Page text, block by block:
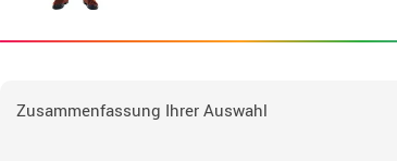
Zusammenfassung Ihrer Auswahl